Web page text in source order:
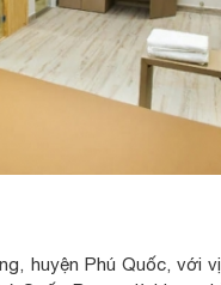
huyện Phú Quốc, với